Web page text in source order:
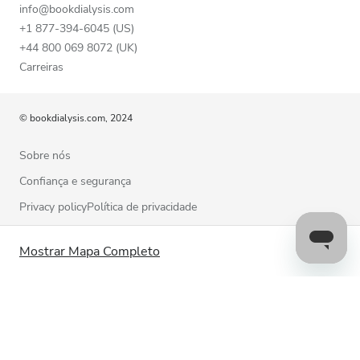
Mostrar Mapa Completo
info@bookdialysis.com
+1 877-394-6045 (US)
+44 800 069 8072 (UK)
Carreiras
© bookdialysis.com, 2024
Sobre nós
Confiança e segurança
Privacy policyPolítica de privacidade
Política de cookies